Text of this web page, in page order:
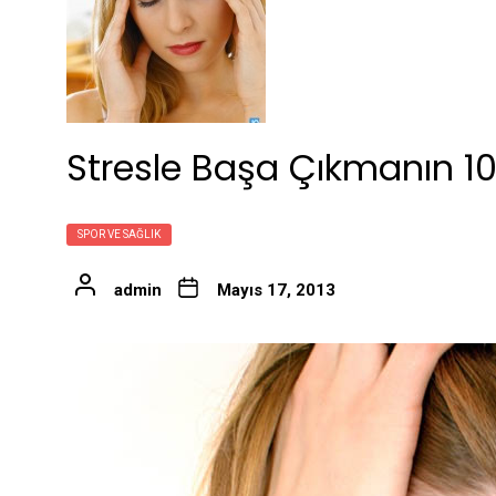
Stresle Başa Çıkmanın
SPOR VE SAĞLIK
admin Mayıs 17, 2013